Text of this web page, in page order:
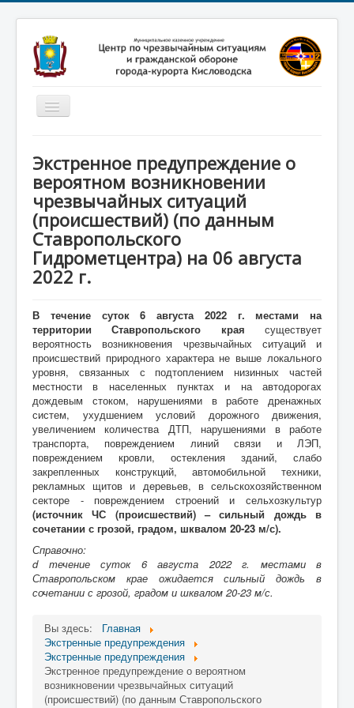
Включить/
выключить
Новости
Законодательство
Обучение населения
Профилактика терроризма
Фотоматериалы
Экстренное предупреждение о
вероятном возникновении
чрезвычайных ситуаций
(происшествий) (по данным
Ставропольского
Гидрометцентра) на 06 августа
2022 г.
В течение суток 6 августа 2022 г. местами на
территории Ставропольского края существует
вероятность возникновения чрезвычайных ситуаций и
происшествий природного характера не выше локального
уровня, связанных с подтоплением низинных частей
местности в населенных пунктах и на автодорогах
дождевым стоком, нарушениями в работе дренажных
систем, ухудшением условий дорожного движения,
увеличением количества ДТП, нарушениями в работе
транспорта, повреждением линий связи и ЛЭП,
повреждением кровли, остекления зданий, слабо
закрепленных конструкций, автомобильной техники,
рекламных щитов и деревьев, в сельскохозяйственном
секторе - повреждением строений и сельхозкультур
(источник ЧС (происшествий) – сильный дождь в
сочетании с грозой, градом, шквалом 20-23 м/с).
Справочно:
d течение суток 6 августа 2022 г. местами в
Ставропольском крае
ожидается сильный дождь в
сочетании с грозой, градом и шквалом 20-23 м/с.
Вы здесь:
Главная
Экстренные предупреждения
Экстренные предупреждения
Экстренное предупреждение о вероятном
возникновении чрезвычайных ситуаций
(происшествий) (по данным Ставропольского